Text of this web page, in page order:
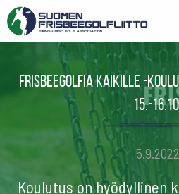
Frisbeegolfia kaikille -
15.-
5.9.2022
Koulutus on hyödyllinen